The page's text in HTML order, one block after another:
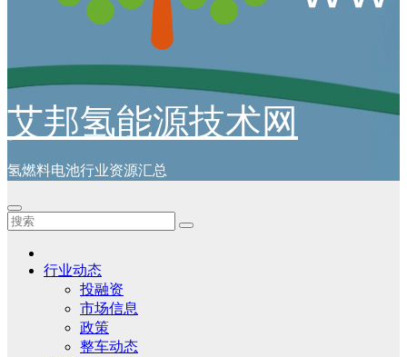
艾邦氢能源技术网
氢燃料电池行业资源汇总
行业动态
投融资
市场信息
政策
整车动态